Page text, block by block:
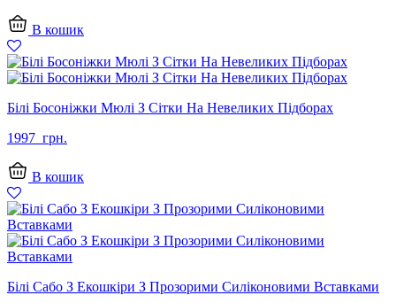
В кошик
Білі Босоніжки Мюлі З Сітки На Невеликих Підборах
1997 грн.
В кошик
Білі Сабо З Екошкіри З Прозорими Силіконовими Вставками